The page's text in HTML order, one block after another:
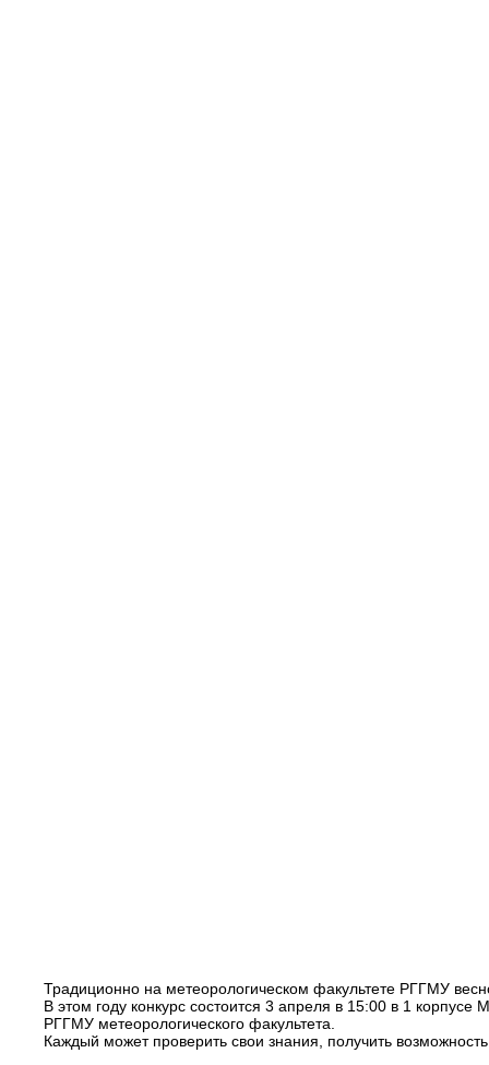
Традиционно на мeтеорологическом факультете РГГМУ
В этом году конкурс состоится 3 апреля в 15:00 в 1
РГГМУ метеорологического факультета.
Каждый может проверить свои знания, получить